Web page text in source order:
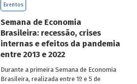
Eventos
Semana de Economia
Brasileira: recessão, crises
internas e efeitos da pandemia
entre 2013 e 2022
Durante a primeira Semana de Economia
Brasileira, realizada entre 1º e 5 de